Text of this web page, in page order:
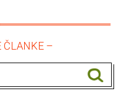
ČLANKE –